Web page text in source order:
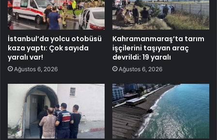
İstanbul’da yolcu otobüsü
kaza yaptı: Çok sayıda
yaralı var!
Ağustos 6, 2026
Kahramanmaraş’ta tarım
işçilerini taşıyan araç
devrildi: 19 yaralı
Ağustos 6, 2026